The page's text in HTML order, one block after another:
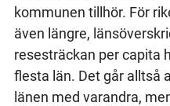
kommunen tillhör. För
även längre,
resesträckan per capita
flesta län. Det går alltså
länen med varandra,